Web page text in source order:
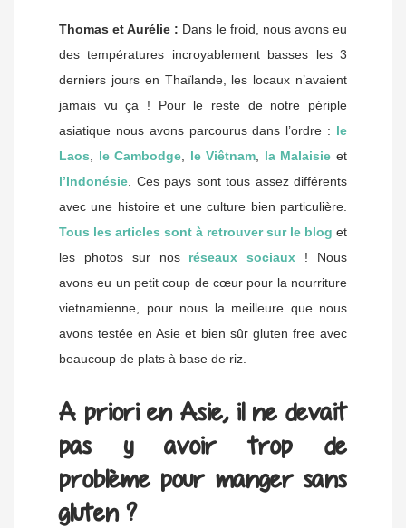
Thomas et Aurélie : Dans le froid, nous avons eu
des températures incroyablement basses les 3
derniers jours en Thaïlande, les locaux n’avaient
jamais vu ça ! Pour le reste de notre périple
asiatique nous avons parcourus dans l’ordre : le
Laos, le Cambodge, le Viêtnam, la Malaisie et
l’Indonésie. Ces pays sont tous assez différents
avec une histoire et une culture bien particulière.
Tous les articles sont à retrouver sur le blog et
les photos sur nos réseaux sociaux ! Nous
avons eu un petit coup de cœur pour la nourriture
vietnamienne, pour nous la meilleure que nous
avons testée en Asie et bien sûr gluten free avec
beaucoup de plats à base de riz.
A priori en Asie, il ne devait
pas y avoir trop de
problème pour manger sans
gluten ?